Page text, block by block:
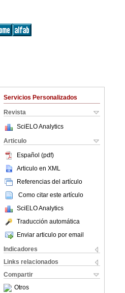
Servicios Personalizados
Revista
SciELO Analytics
Articulo
Español (pdf)
Articulo en XML
Referencias del artículo
Como citar este artículo
SciELO Analytics
Traducción automática
Enviar articulo por email
Indicadores
Links relacionados
Compartir
Otros